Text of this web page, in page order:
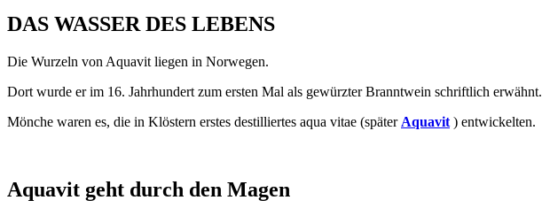
DAS WASSER DES LEBENS
Die Wurzeln von Aquavit liegen in Norwegen.
Dort wurde er im 16. Jahrhundert zum ersten Mal als gewürzter Branntwein schriftlich erwähnt.
Mönche waren es, die in Klöstern erstes destilliertes aqua vitae (später Aquavit ) entwickelten.
Aquavit geht durch den Magen